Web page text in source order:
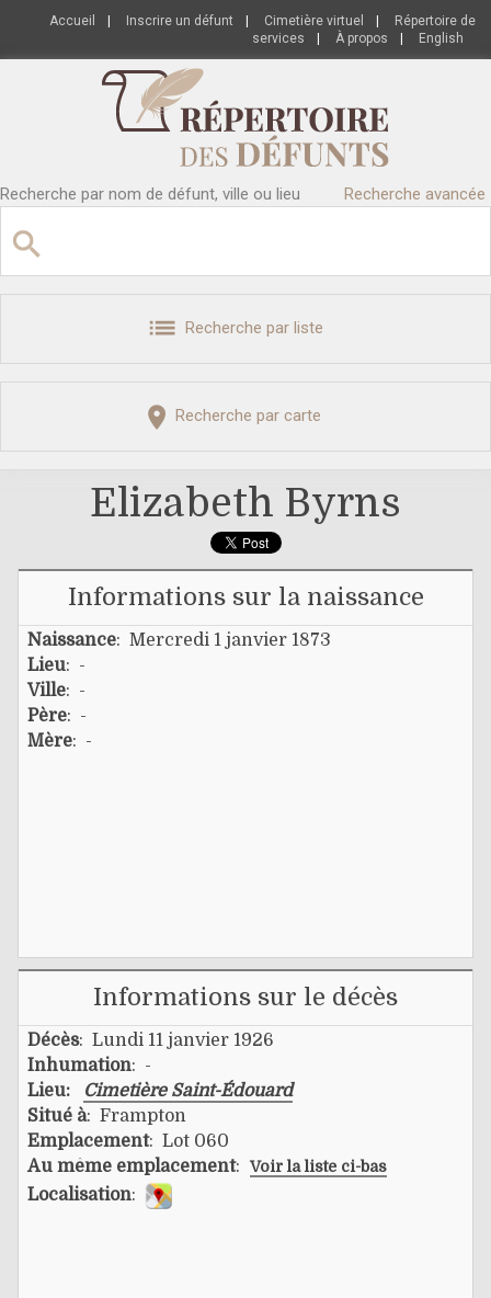
Accueil Inscrire un défunt Cimetière virtuel
Répertoire de
services
À propos English
Recherche par nom de défunt, ville ou lieu Recherche avancée
Recherche par liste
Recherche par carte
Elizabeth Byrns
Informations sur la naissance
Naissance: Mercredi 1 janvier 1873
Lieu: -
Ville: -
Père: -
Mère: -
Informations sur le décès
Décès: Lundi 11 janvier 1926
Inhumation: -
Lieu:
Cimetière Saint-Édouard
Situé à: Frampton
Emplacement: Lot 060
Au même emplacement: Voir la liste ci-bas
Localisation: